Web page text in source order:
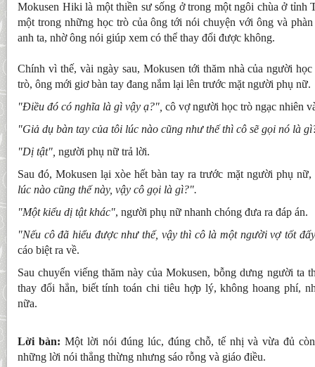
Mokusen Hiki là một thiền sư sống ở trong một ngôi chùa ở tỉnh
một trong những học trò của ông tới nói chuyện với ông và
anh ta, nhờ ông nói giúp xem có thể thay đổi được không.
Chính vì thế, vài ngày sau, Mokusen tới thăm nhà của người
trò, ông mới giơ bàn tay đang nắm lại lên trước mặt người phụ nữ.
"Điều đó có nghĩa là gì vậy ạ?", cô vợ người học trò ngạc nhiên
"Giả dụ bàn tay của tôi lúc nào cũng như thế thì cô sẽ gọi nó là
"Dị tật", người phụ nữ trả lời.
Sau đó, Mokusen lại xòe hết bàn tay ra trước mặt người phụ
lúc nào cũng thế này, vậy cô gọi là gì?".
"Một kiểu dị tật khác", người phụ nữ nhanh chóng đưa ra đáp án.
"Nếu cô đã hiểu được như thế, vậy thì cô là một người vợ tốt
cáo biệt ra về.
Sau chuyến viếng thăm này của Mokusen, bỗng dưng người ta
thay đổi hẳn, biết tính toán chi tiêu hợp lý, không hoang phí,
nữa.
Lời bàn: Một lời nói đúng lúc, đúng chỗ, tế nhị và vừa đủ
những lời nói thẳng thừng nhưng sáo rỗng và giáo điều.